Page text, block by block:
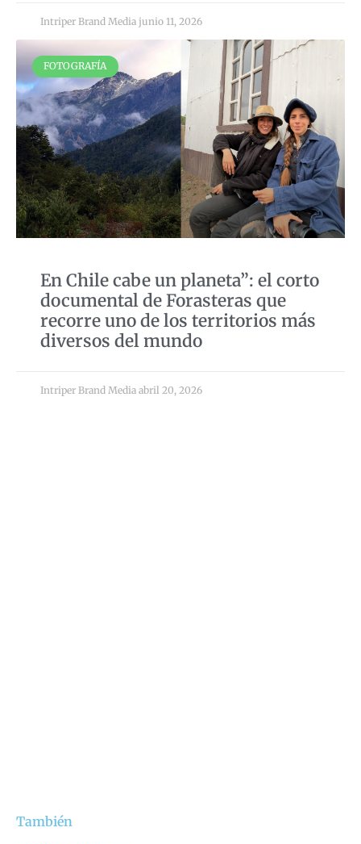
Intriper Brand Media junio 11, 2026
FOTOGRAFÍA
En Chile cabe un planeta”: el corto
documental de Forasteras que
recorre uno de los territorios más
diversos del mundo
Intriper Brand Media abril 20, 2026
También